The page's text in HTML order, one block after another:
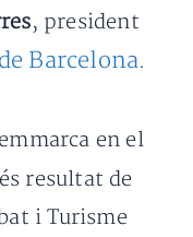
, president
Barcelona.
en el
resultat de
i Turisme